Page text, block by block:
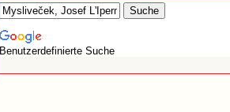
Benutzerdefinierte Suche